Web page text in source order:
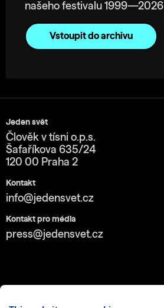
našeho festivalu 1999—2026
Vstoupit do archivu
Jeden svět
Člověk v tísni o.p.s.
Šafaříkova 635/24
120 00 Praha 2
Kontakt
info@jedensvet.cz
Kontakt pro média
press@jedensvet.cz